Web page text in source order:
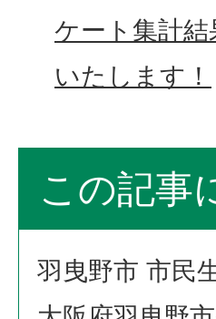
ケート集計結
いたします！
この記事
羽曳野市 市民